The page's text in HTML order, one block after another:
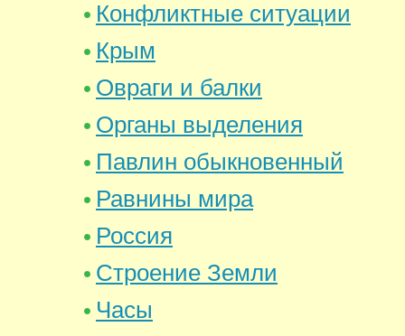
Конфликтные ситуации
Крым
Овраги и балки
Органы выделения
Павлин обыкновенный
Равнины мира
Россия
Строение Земли
Часы